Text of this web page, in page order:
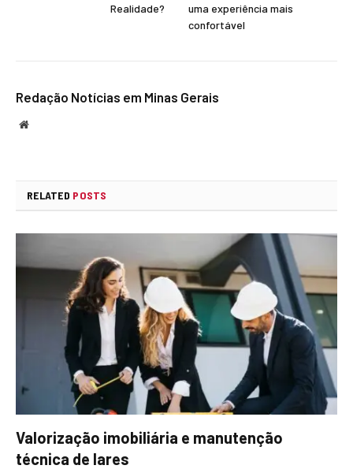
Realidade?
uma experiência mais
confortável
Redação Notícias em Minas Gerais
Website
RELATED POSTS
Valorização imobiliária e manutenção
técnica de lares